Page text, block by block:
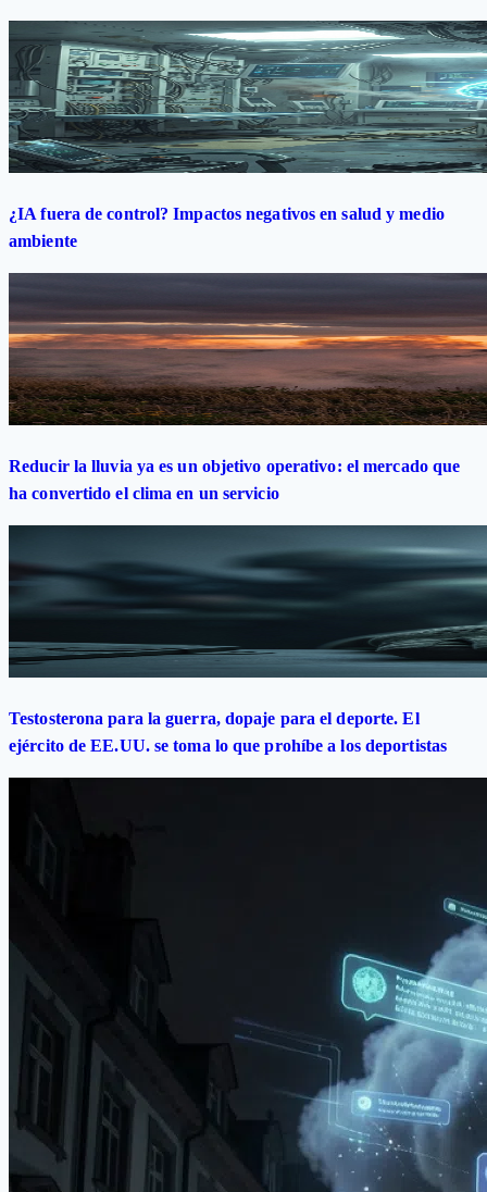
¿IA fuera de control? Impactos negativos en salud y medio
ambiente
Reducir la lluvia ya es un objetivo operativo: el mercado que
ha convertido el clima en un servicio
Testosterona para la guerra, dopaje para el deporte. El
ejército de EE.UU. se toma lo que prohíbe a los deportistas